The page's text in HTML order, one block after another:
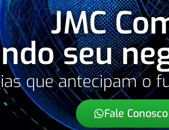
JMC
seu
que antecipam o
Fale Conosco